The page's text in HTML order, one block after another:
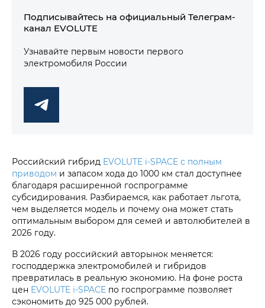
Подписывайтесь на официальный Телеграм-
канал EVOLUTE
Узнавайте первым новости первого
электромобиля России
Российский гибрид EVOLUTE i‑SPACE с полным
приводом и запасом хода до 1000 км стал доступнее
благодаря расширенной госпрограмме
субсидирования. Разбираемся, как работает льгота,
чем выделяется модель и почему она может стать
оптимальным выбором для семей и автолюбителей в
2026 году.
В 2026 году российский авторынок меняется:
господдержка электромобилей и гибридов
превратилась в реальную экономию. На фоне роста
цен EVOLUTE i‑SPACE по госпрограмме позволяет
сэкономить до 925 000 рублей.